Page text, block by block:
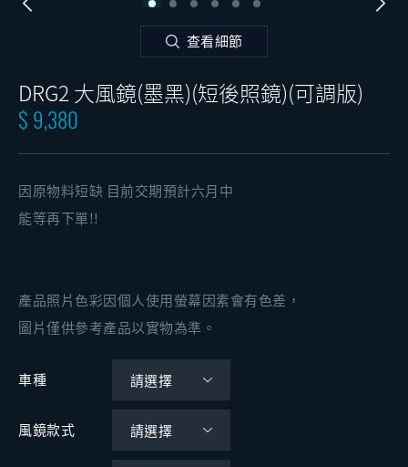
查看細節
DRG2 大風鏡(墨黑)(短後照鏡)(可調版)
$ 9,380
因原物料短缺 目前交期預計六月中
能等再下單!!
產品照片色彩因個人使用螢幕因素會有色差，
圖片僅供參考產品以實物為準。
車種
風鏡款式